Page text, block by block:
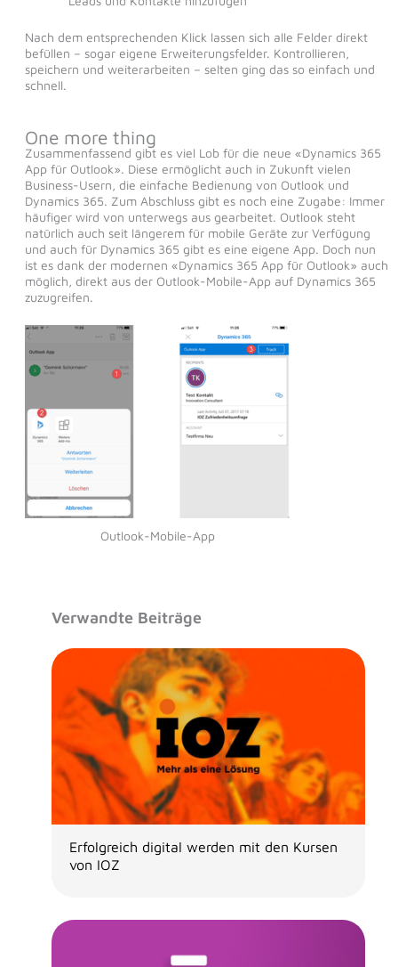
Nach dem entsprechenden Klick lassen sich alle Felder direkt
befüllen – sogar eigene Erweiterungsfelder. Kontrollieren,
speichern und weiterarbeiten – selten ging das so einfach und
schnell.
One more thing
Zusammenfassend gibt es viel Lob für die neue «Dynamics 365
App für Outlook». Diese ermöglicht auch in Zukunft vielen
Business-Usern, die einfache Bedienung von Outlook und
Dynamics 365. Zum Abschluss gibt es noch eine Zugabe: Immer
häufiger wird von unterwegs aus gearbeitet. Outlook steht
natürlich auch seit längerem für mobile Geräte zur Verfügung
und auch für Dynamics 365 gibt es eine eigene App. Doch nun
ist es dank der modernen «Dynamics 365 App für Outlook» auch
möglich, direkt aus der Outlook-Mobile-App auf Dynamics 365
zuzugreifen.
Outlook-Mobile-App
Verwandte Beiträge
Erfolgreich digital werden mit den Kursen
von IOZ